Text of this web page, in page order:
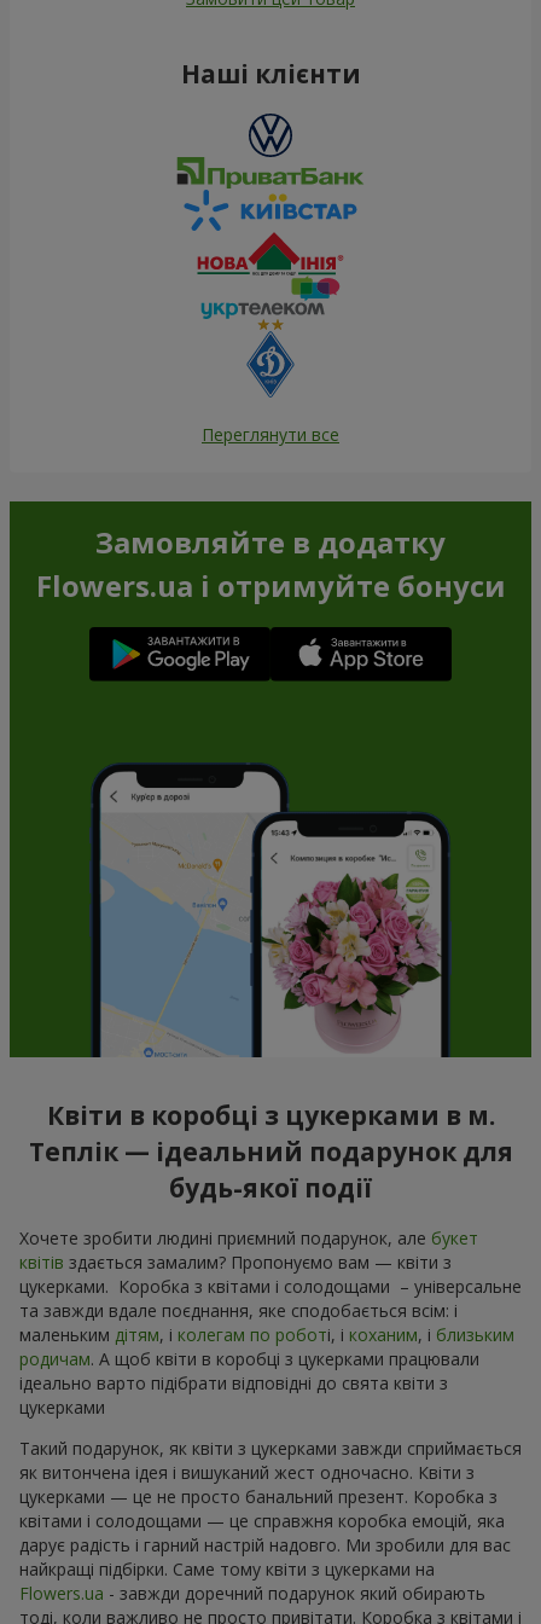
Наші клієнти
Переглянути все
Замовляйте в додатку
Flowers.ua і отримуйте бонуси
Квіти в коробці з цукерками в м.
Теплік — ідеальний подарунок для
будь-якої події
Хочете зробити людині приємний подарунок, але букет
квітів здається замалим? Пропонуємо вам — квіти з
цукерками. Коробка з квітами і солодощами – універсальне
та завжди вдале поєднання, яке сподобається всім: і
маленьким дітям, і колегам по роботі, і коханим, і близьким
родичам. А щоб квіти в коробці з цукерками працювали
ідеально варто підібрати відповідні до свята квіти з
цукерками
Такий подарунок, як квіти з цукерками завжди сприймається
як витончена ідея і вишуканий жест одночасно. Квіти з
цукерками — це не просто банальний презент. Коробка з
квітами і солодощами — це справжня коробка емоцій, яка
дарує радість і гарний настрій надовго. Ми зробили для вас
найкращі підбірки. Саме тому квіти з цукерками на
Flowers.ua - завжди доречний подарунок який обирають
тоді, коли важливо не просто привітати. Коробка з квітами і